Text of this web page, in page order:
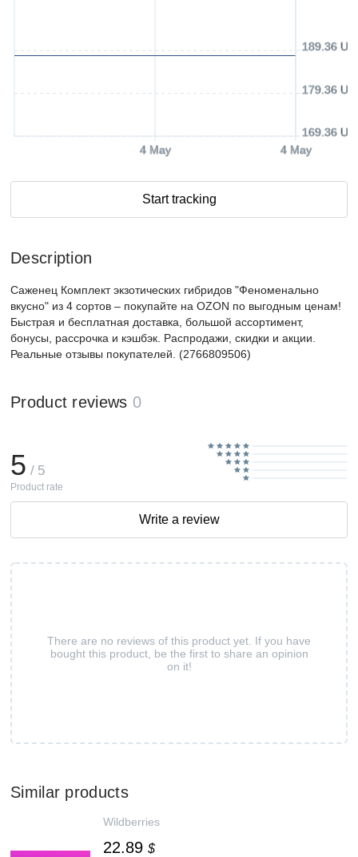
4 May 4 May
169.36
179.36
189.36
Start tracking
Description
Саженец Комплект экзотических гибридов "Феноменально
вкусно" из 4 сортов – покупайте на OZON по выгодным ценам!
Быстрая и бесплатная доставка, большой ассортимент,
бонусы, рассрочка и кэшбэк. Распродажи, скидки и акции.
Реальные отзывы покупателей. (2766809506)
Product reviews 0
There are no reviews of this product yet. If you have
bought this product, be the first to share an opinion
on it!
5 / 5
Product rate
Write a review
Similar products
Wildberries
22.89 $